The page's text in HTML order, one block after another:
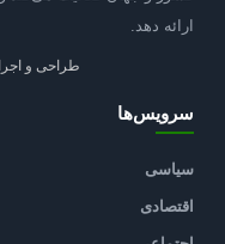
ارائه دهد.
طراحی و
سرویس‌ها
سیاسی
اقتصادی